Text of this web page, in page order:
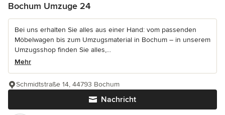
Bochum Umzuge 24
Bei uns erhalten Sie alles aus einer Hand: vom passenden
Möbelwagen bis zum Umzugsmaterial in Bochum – in unserem
Umzugsshop finden Sie alles,...
Mehr
Nachricht
Schmidtstraße 14, 44793 Bochum